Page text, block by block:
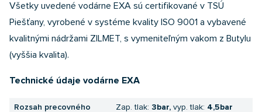
Všetky uvedené vodárne EXA sú certifikované v TSÚ
Piešťany, vyrobené v systéme kvality ISO 9001 a vybavené
kvalitnými nádržami ZILMET, s vymeniteľným vakom z Butylu
(vyššia kvalita).
Technické údaje vodárne EXA
Rozsah precovného
Zap. tlak: 3bar, vyp. tlak: 4,5bar